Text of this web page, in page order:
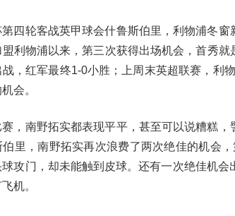
第四轮客战英甲球会什鲁斯伯里，利物浦冬
利物浦以来，第三次获得出场机会，首秀
，红军最终1-0小胜；上周末英超联赛，利
会。
，南野拓实都表现平平，甚至可以说糟糕
里，南野拓实再次浪费了两次绝佳的机会
攻门，却未能触到皮球。还有一次绝佳机
机。